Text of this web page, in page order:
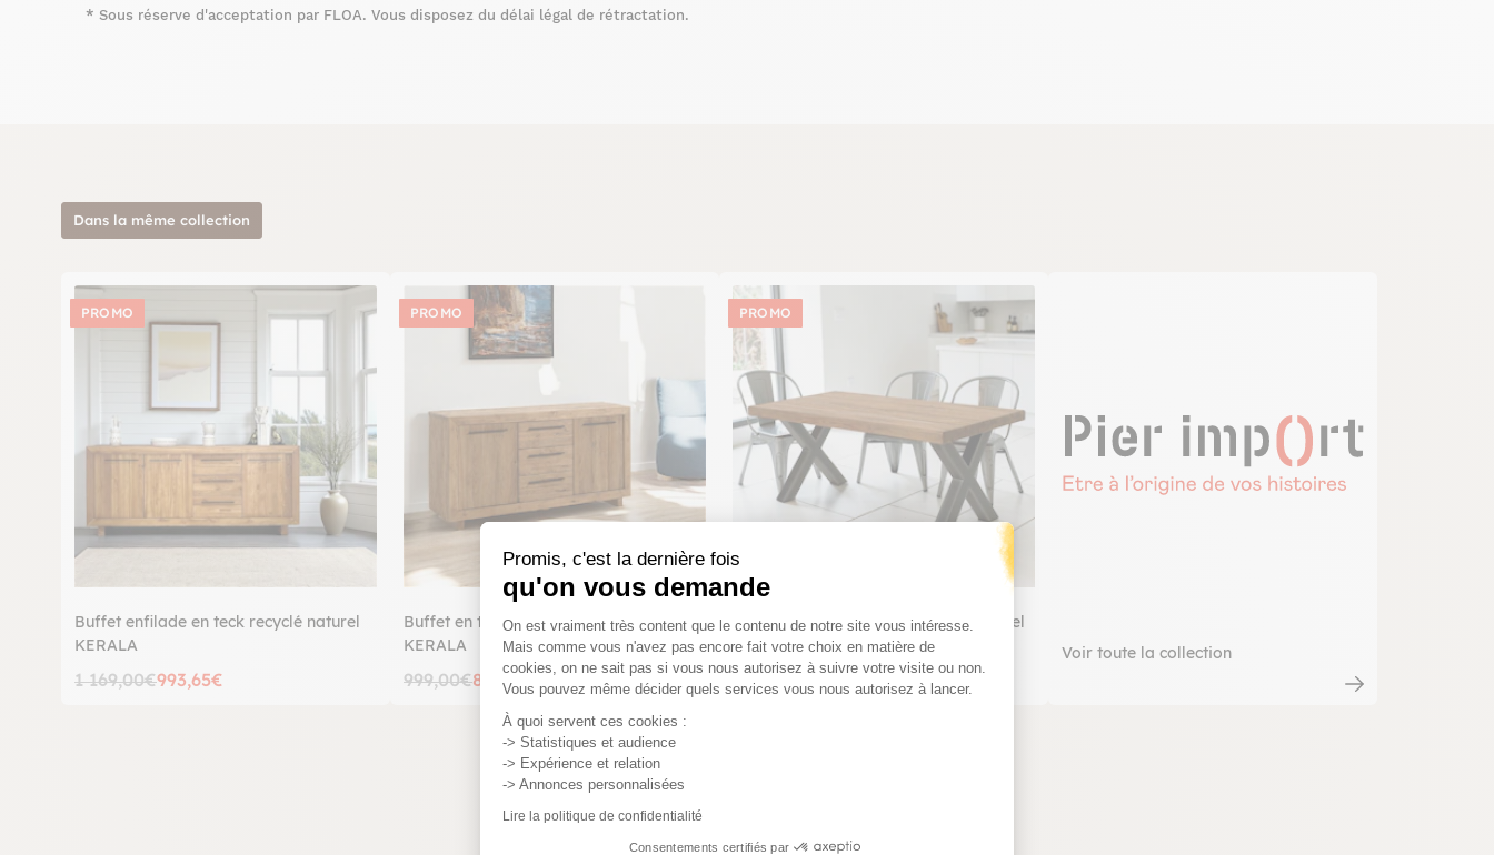
Promis, c'est la dernière fois
qu'on vous demande
Plateforme de Gestion du Consentement : Personnalisez vos Options
On est vraiment très content que le contenu de notre site vous intéresse.
Mais comme vous n'avez pas encore fait votre choix en matière de
cookies, on ne sait pas si vous nous autorisez à suivre votre visite ou non.
Vous pouvez même décider quels services vous nous autorisez à lancer.
À quoi servent ces cookies :
-> Statistiques et audience
-> Expérience et relation
-> Annonces personnalisées
Lire la politique de confidentialité
Consentements certifiés par
* Sous réserve d'acceptation par FLOA. Vous disposez du délai légal de rétractation.
Dans la même collection
PROMO
Buffet enfilade en teck recyclé naturel
KERALA
1 169,00€993,65€
PROMO
Buffet en teck recyclé naturel 160 cm
KERALA
999,00€849,15€
PROMO
Table à manger en teck recyclé naturel
180 cm KERALA
849,00€ 721,65€
Voir toute la collection